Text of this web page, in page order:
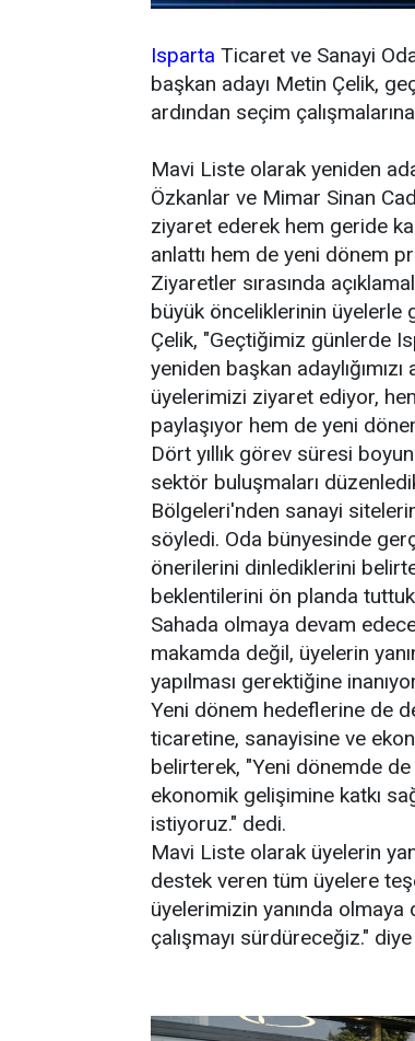
Isparta Ticaret ve Sanayi
başkan adayı Metin Çelik,
ardından seçim
Mavi Liste olarak yeniden
Özkanlar ve Mimar Sinan
ziyaret ederek hem geride
anlattı hem de yeni dönem
Ziyaretler sırasında
büyük önceliklerinin
Çelik, "Geçtiğimiz günlerde
yeniden başkan
üyelerimizi ziyaret ediyor,
paylaşıyor hem de yeni
Dört yıllık görev süresi
sektör buluşmaları
Bölgeleri'nden sanayi
söyledi. Oda bünyesinde
önerilerini dinlediklerini
beklentilerini ön planda
Sahada olmaya devam
makamda değil, üyelerin
yapılması gerektiğine
Yeni dönem hedeflerine de
ticaretine, sanayisine ve
belirterek, "Yeni dönemde
ekonomik gelişimine katkı
istiyoruz." dedi.
Mavi Liste olarak üyelerin
destek veren tüm üyelere
üyelerimizin yanında
çalışmayı sürdüreceğiz."